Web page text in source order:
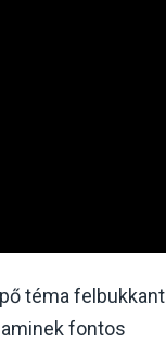
téma felbukkant
fontos